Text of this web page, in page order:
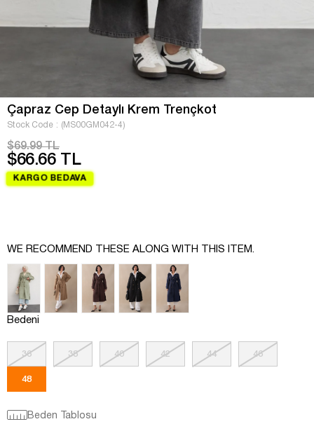
Çapraz Cep Detaylı Krem Trençkot
Stock Code (MS00GM042-4)
$69.99 TL
$66.66 TL
KARGO BEDAVA
WE RECOMMEND THESE ALONG WITH THIS ITEM.
Bedeni
36 38 40 42 44 46
48
Beden Tablosu